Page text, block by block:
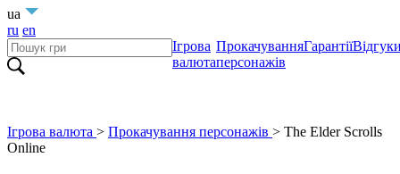
ua
ru en
Ігрова
валюта
Прокачування
персонажів
Гарантії
Ігрова валюта > Прокачування персонажів > The Elder Scrolls
Online